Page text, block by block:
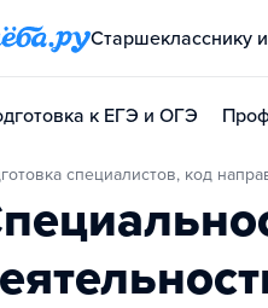
Старшекласснику
к ЕГЭ и ОГЭ
специалистов, код